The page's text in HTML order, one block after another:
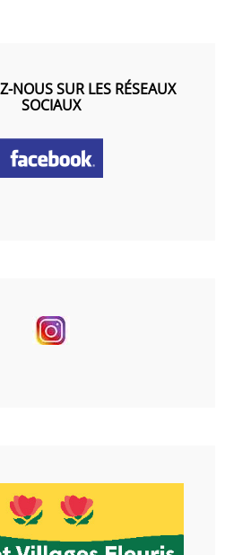
NOUS SUR LES RÉSEAUX
SOCIAUX